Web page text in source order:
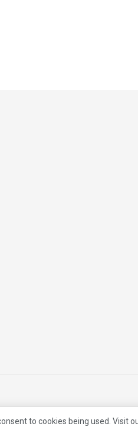
to cookies being used. Visit